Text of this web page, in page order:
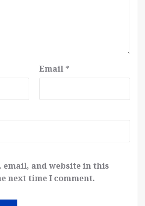
Email *
email, and website in this
next time I comment.